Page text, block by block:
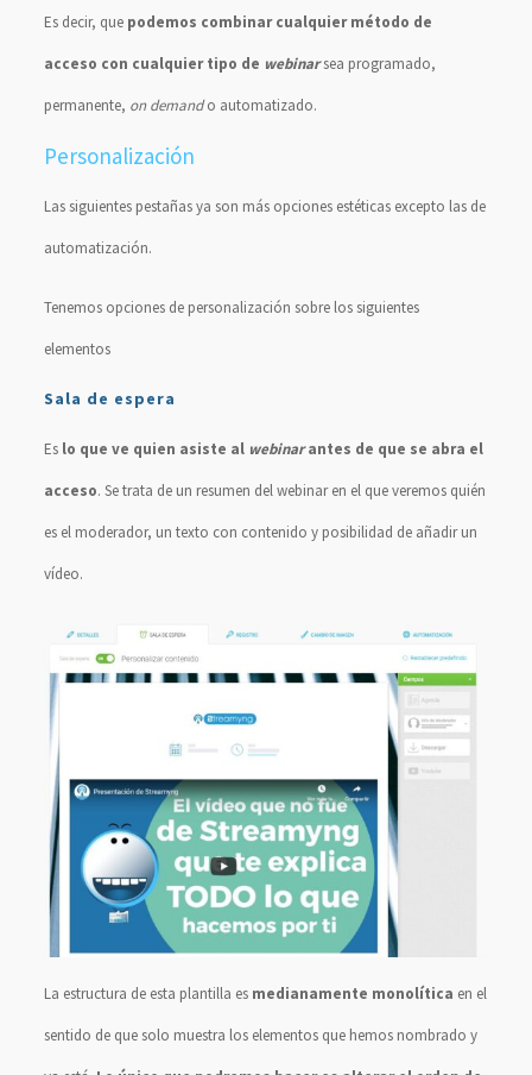
Es decir, que podemos combinar cualquier método de
acceso con cualquier tipo de webinar sea programado,
permanente, on demando automatizado.
Personalización
Las siguientes pestañas ya son más opciones estéticas excepto las de
automatización.
Tenemos opciones de personalización sobre los siguientes
elementos
Sala de espera
Es lo que ve quien asiste al webinarantes de que se abra el
acceso. Se trata de un resumen del webinar en el que veremos quién
es el moderador, un texto con contenido y posibilidad de añadir un
vídeo.
La estructura de esta plantilla esmedianamente monolítica en el
sentido de que solo muestra los elementos que hemos nombrado y